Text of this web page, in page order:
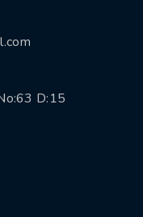
D:15